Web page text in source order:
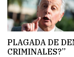
PLAGADA DE
CRIMINALES?”